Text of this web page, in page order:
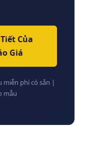
Của
Giá
miễn phí có sẵn |
mẫu